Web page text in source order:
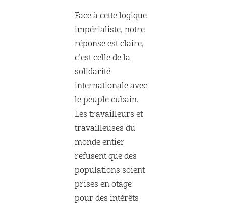
Face à cette logique
impérialiste, notre
réponse est claire,
c’est celle de la
solidarité
internationale avec
le peuple cubain.
Les travailleurs et
travailleuses du
monde entier
refusent que des
populations soient
prises en otage
pour des intérêts